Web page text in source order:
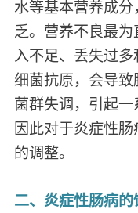
水等基本营养成
乏。营养不良最
入不足、丢失过
细菌抗原，会导
菌群失调，引起一
因此对于炎症性
的调整。
二、炎症性肠病